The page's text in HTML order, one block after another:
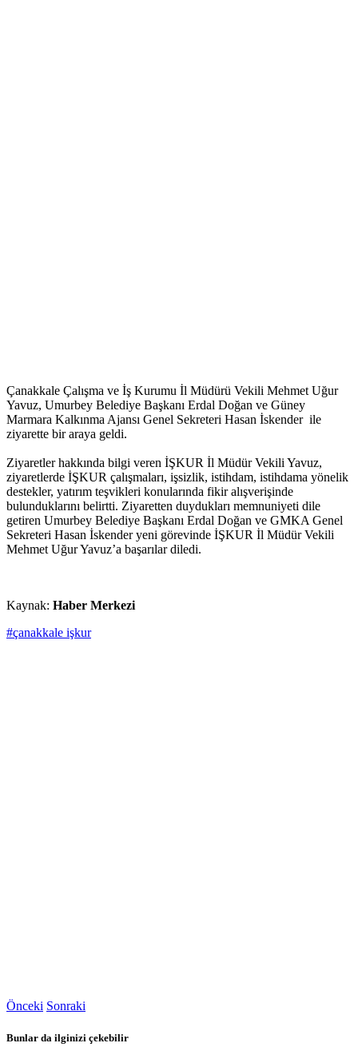
Çanakkale Çalışma ve İş Kurumu İl Müdürü Vekili Mehmet Uğur
Yavuz, Umurbey Belediye Başkanı Erdal Doğan ve Güney
Marmara Kalkınma Ajansı Genel Sekreteri Hasan İskender ile
ziyarette bir araya geldi.
Ziyaretler hakkında bilgi veren İŞKUR İl Müdür Vekili Yavuz,
ziyaretlerde İŞKUR çalışmaları, işsizlik, istihdam, istihdama yönelik
destekler, yatırım teşvikleri konularında fikir alışverişinde
bulunduklarını belirtti. Ziyaretten duydukları memnuniyeti dile
getiren Umurbey Belediye Başkanı Erdal Doğan ve GMKA Genel
Sekreteri Hasan İskender yeni görevinde İŞKUR İl Müdür Vekili
Mehmet Uğur Yavuz’a başarılar diledi.
Kaynak: Haber Merkezi
#çanakkale işkur
Önceki Sonraki
Bunlar da ilginizi çekebilir